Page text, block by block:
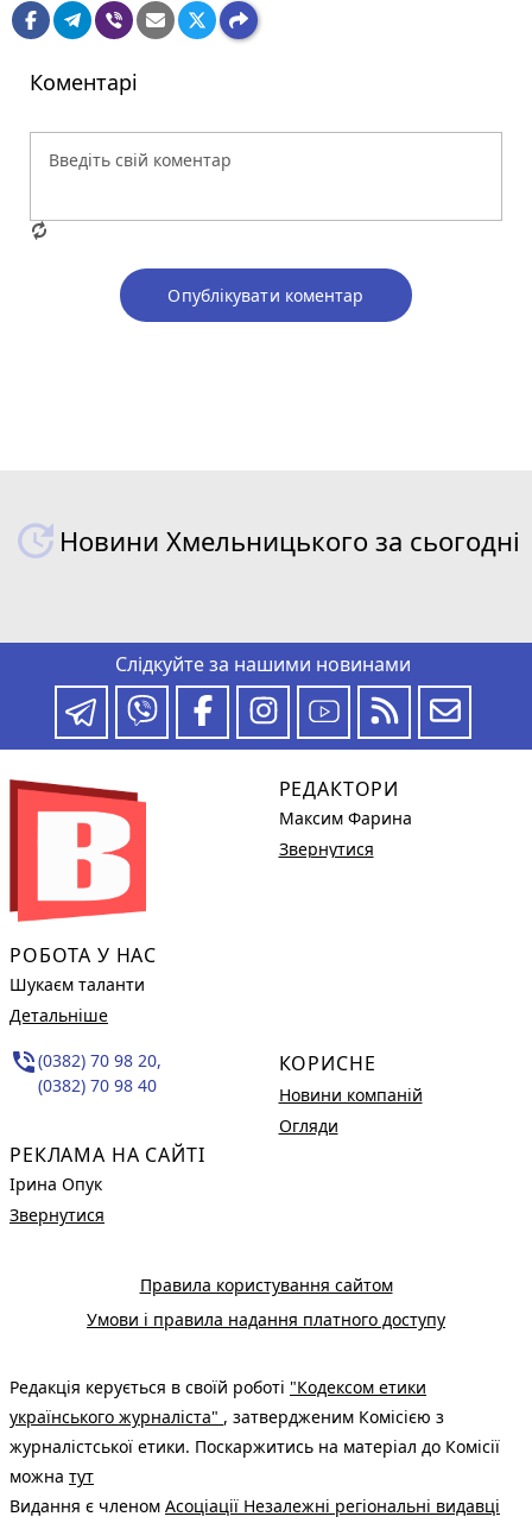
Коментарі
Опублікувати коментар
Новини Хмельницького за сьогодні
Слідкуйте за нашими новинами
РОБОТА У НАС
Шукаєм таланти
Детальніше
phone_in_talk(0382) 70 98 20,
(0382) 70 98 40
РЕКЛАМА НА САЙТІ
Ірина Опук
Звернутися
РЕДАКТОРИ
Максим Фарина
Звернутися
КОРИСНЕ
Новини компаній
Огляди
Правила користування сайтом
Умови і правила надання платного доступу
Редакція керується в своїй роботі "Кодексом етики
українського журналіста" , затвердженим Комісією з
журналістської етики. Поскаржитись на матеріал до Комісії
можна тут
Видання є членом Асоціації Незалежні регіональні видавці